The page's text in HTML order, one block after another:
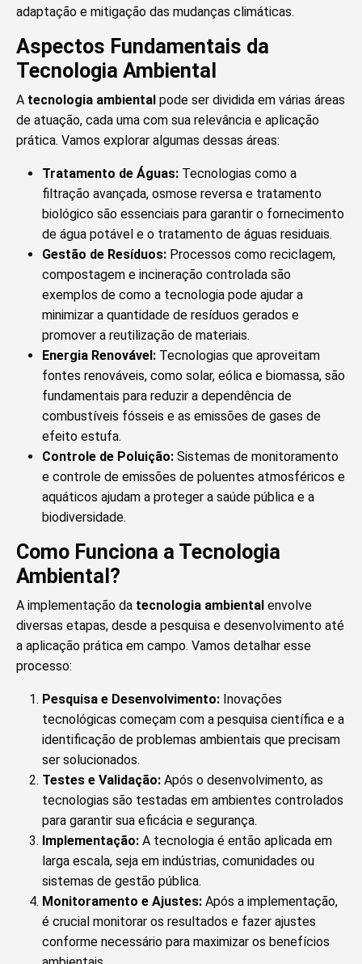
adaptação e mitigação das mudanças climáticas.
Aspectos Fundamentais da
Tecnologia Ambiental
A tecnologia ambiental pode ser dividida em várias áreas
de atuação, cada uma com sua relevância e aplicação
prática. Vamos explorar algumas dessas áreas:
Tratamento de Águas: Tecnologias como a
filtração avançada, osmose reversa e tratamento
biológico são essenciais para garantir o fornecimento
de água potável e o tratamento de águas residuais.
Gestão de Resíduos: Processos como reciclagem,
compostagem e incineração controlada são
exemplos de como a tecnologia pode ajudar a
minimizar a quantidade de resíduos gerados e
promover a reutilização de materiais.
Energia Renovável: Tecnologias que aproveitam
fontes renováveis, como solar, eólica e biomassa, são
fundamentais para reduzir a dependência de
combustíveis fósseis e as emissões de gases de
efeito estufa.
Controle de Poluição: Sistemas de monitoramento
e controle de emissões de poluentes atmosféricos e
aquáticos ajudam a proteger a saúde pública e a
biodiversidade.
Como Funciona a Tecnologia
Ambiental?
A implementação da tecnologia ambiental envolve
diversas etapas, desde a pesquisa e desenvolvimento até
a aplicação prática em campo. Vamos detalhar esse
processo:
Pesquisa e Desenvolvimento: Inovações
tecnológicas começam com a pesquisa científica e a
identificação de problemas ambientais que precisam
ser solucionados.
Testes e Validação: Após o desenvolvimento, as
tecnologias são testadas em ambientes controlados
para garantir sua eficácia e segurança.
Implementação: A tecnologia é então aplicada em
larga escala, seja em indústrias, comunidades ou
sistemas de gestão pública.
Monitoramento e Ajustes: Após a implementação,
é crucial monitorar os resultados e fazer ajustes
conforme necessário para maximizar os benefícios